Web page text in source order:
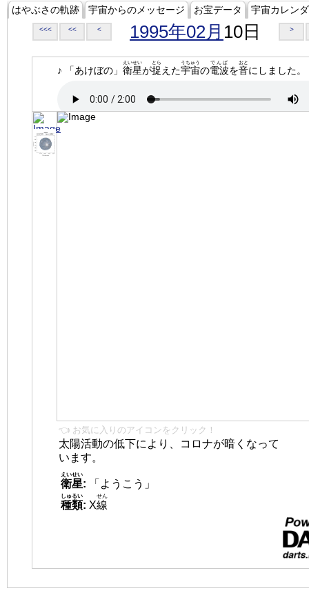
はやぶさの軌跡 宇宙からのメッセージ お宝データ 宇宙カレン
<<< << < 1995年02月 10日 >
♪ 「あけぼの」 衛星
えいせい
が捉
とら
えた宇宙
うちゅう
の電波
でんぱ
を音
おと
にしました。
👈 お気に入りのアイコンをクリック！
太陽活動の低下により、コロナが暗くなって
います。
衛星
えいせい
:
「ようこう」
種類
しゅるい
: X線
せん